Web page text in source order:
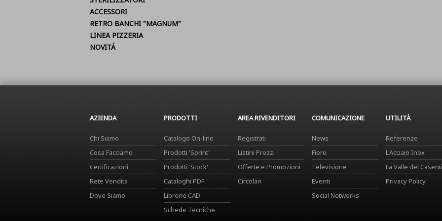
ACCESSORI
RETRO BANCHI "MAGNUM"
LINEA PIZZERIA
NOVITÁ
AZIENDA
Chi Siamo
Cosa Facciamo
Certificazioni
Rete Vendita
Dove Siamo
PRODOTTI
Catalogo On-line
Prodotti 'Sprint'
Prodotti 'Stock'
Cataloghi PDF
Librerie CAD
Schede Tecniche
AREA RIVENDITORI
Registrati
Listini Prezzi
Offerte e Promozioni
Circolari
COMUNICAZIONE
News
Fiere
Televisione
Eventi
Social Networks
UTILITÀ
Referenze
L'Acciaio Inox
La Valle del
Privacy Policy